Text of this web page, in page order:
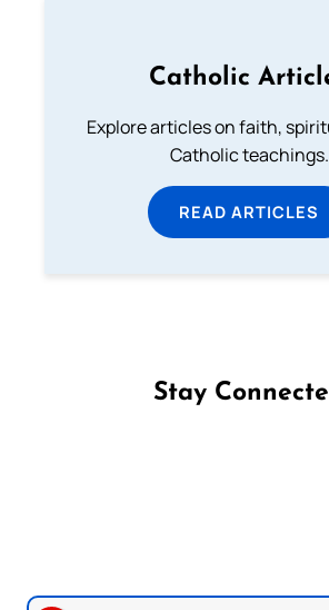
Catholic
Explore articles on faith,
Catholic teachings.
READ ARTICLES
Stay